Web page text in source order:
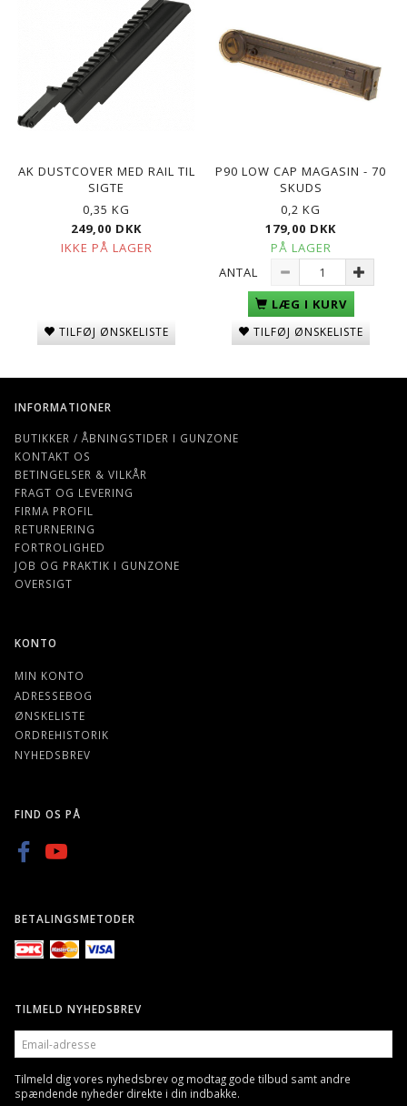
AK DUSTCOVER MED RAIL TIL
SIGTE
0,35 KG
249,00 DKK
IKKE PÅ LAGER
TILFØJ ØNSKELISTE
P90 LOW CAP MAGASIN - 70
SKUDS
0,2 KG
179,00 DKK
PÅ LAGER
ANTAL
LÆG I KURV
TILFØJ ØNSKELISTE
INFORMATIONER
BUTIKKER / ÅBNINGSTIDER I GUNZONE
KONTAKT OS
BETINGELSER & VILKÅR
FRAGT OG LEVERING
FIRMA PROFIL
RETURNERING
FORTROLIGHED
JOB OG PRAKTIK I GUNZONE
OVERSIGT
KONTO
MIN KONTO
ADRESSEBOG
ØNSKELISTE
ORDREHISTORIK
NYHEDSBREV
FIND OS PÅ
BETALINGSMETODER
TILMELD NYHEDSBREV
EMAIL-
ADRESSE
Tilmeld dig vores nyhedsbrev og modtag gode tilbud samt andre
spændende nyheder direkte i din indbakke.